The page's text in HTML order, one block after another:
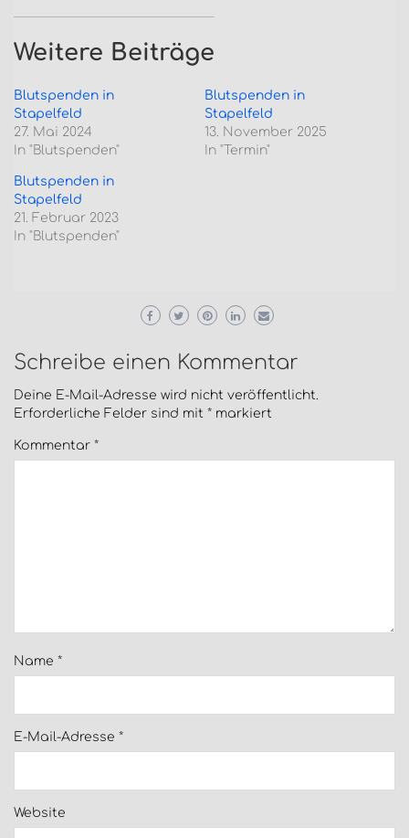
Weitere Beiträge
Blutspenden in
Stapelfeld
27. Mai 2024
In "Blutspenden"
Blutspenden in
Stapelfeld
13. November 2025
In "Termin"
Blutspenden in
Stapelfeld
21. Februar 2023
In "Blutspenden"
Schreibe einen Kommentar
Deine E-Mail-Adresse wird nicht veröffentlicht.
Erforderliche Felder sind mit * markiert
Kommentar *
Name *
E-Mail-Adresse *
Website